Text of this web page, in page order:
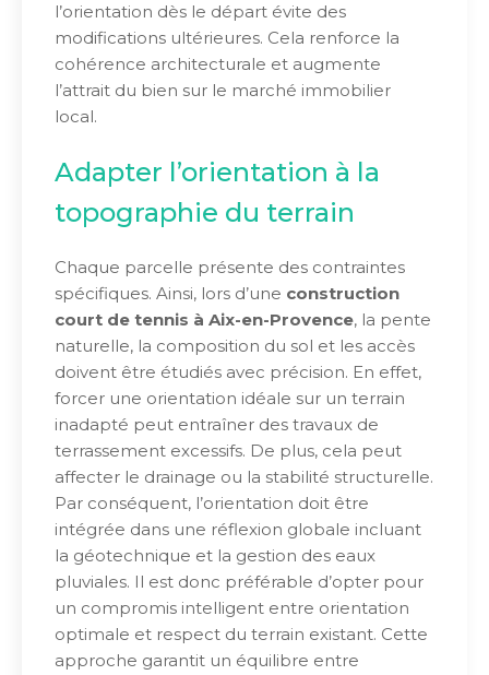
l’orientation dès le départ évite des
modifications ultérieures. Cela renforce la
cohérence architecturale et augmente
l’attrait du bien sur le marché immobilier
local.
Adapter l’orientation à la
topographie du terrain
Chaque parcelle présente des contraintes
spécifiques. Ainsi, lors d’une construction
court de tennis à Aix-en-Provence, la pente
naturelle, la composition du sol et les accès
doivent être étudiés avec précision. En effet,
forcer une orientation idéale sur un terrain
inadapté peut entraîner des travaux de
terrassement excessifs. De plus, cela peut
affecter le drainage ou la stabilité structurelle.
Par conséquent, l’orientation doit être
intégrée dans une réflexion globale incluant
la géotechnique et la gestion des eaux
pluviales. Il est donc préférable d’opter pour
un compromis intelligent entre orientation
optimale et respect du terrain existant. Cette
approche garantit un équilibre entre